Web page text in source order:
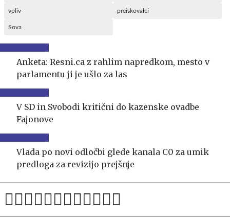
vpliv preiskovalci
Sova
Anketa: Resni.ca z rahlim napredkom, mesto v
parlamentu ji je ušlo za las
V SD in Svobodi kritični do kazenske ovadbe
Fajonove
Vlada po novi odločbi glede kanala C0 za umik
predloga za revizijo prejšnje